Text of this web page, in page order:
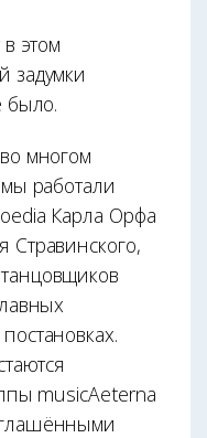
этом
задумки
было.
многом
работали
Карла Орфа
Стравинского,
musicAeterna